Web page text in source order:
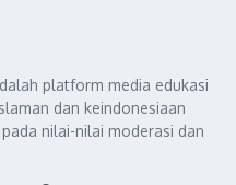
platform media edukasi
dan keindonesiaan
nilai-nilai moderasi dan